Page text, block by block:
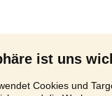
ist uns
Cookies und